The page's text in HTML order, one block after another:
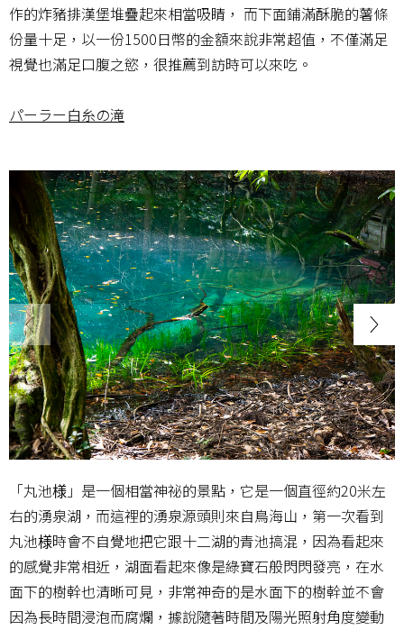
作的炸豬排漢堡堆疊起來相當吸睛， 而下面鋪滿酥脆的薯條
份量十足，以一份1500日幣的金額來說非常超值，不僅滿足
視覺也滿足口腹之慾，很推薦到訪時可以來吃。
パーラー白糸の滝
「丸池様」是一個相當神祕的景點，它是一個直徑約20米左
右的湧泉湖，而這裡的湧泉源頭則來自鳥海山，第一次看到
丸池様時會不自覺地把它跟十二湖的青池搞混，因為看起來
的感覺非常相近，湖面看起來像是綠寶石般閃閃發亮，在水
面下的樹幹也清晰可見，非常神奇的是水面下的樹幹並不會
因為長時間浸泡而腐爛，據說隨著時間及陽光照射角度變動